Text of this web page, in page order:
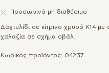
Προσωρινά μη διαθέσιμο
Δαχτυλίδι σε κίτρινο χρυσό K14
χαλαζία σε σχήμα οβάλ.
Κωδικός προϊόντος: 04237